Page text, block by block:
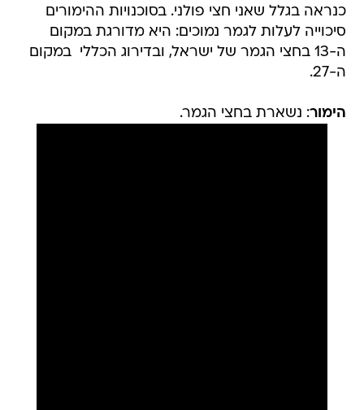
כנראה בגלל שאני חצי פולני. בסוכנויות ההימורים
סיכוייה לעלות לגמר נמוכים: היא מדורגת במקום
ה-13 בחצי הגמר של ישראל, ובדירוג הכללי  במקום
ה-27.
הימור: נשארת בחצי הגמר.